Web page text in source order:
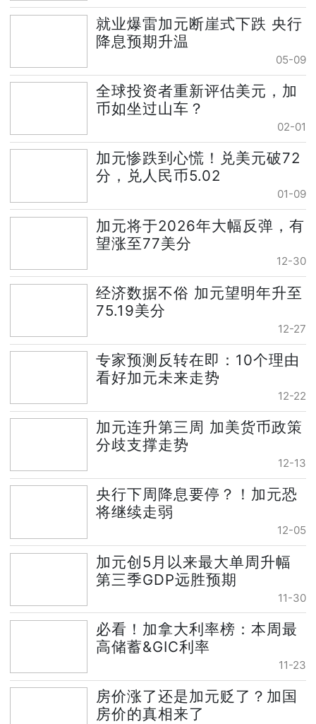
就业爆雷加元断崖式下跌 央行
降息预期升温
05-09
全球投资者重新评估美元，加
币如坐过山车？
02-01
加元惨跌到心慌！兑美元破72
分，兑人民币5.02
01-09
加元将于2026年大幅反弹，有
望涨至77美分
12-30
经济数据不俗 加元望明年升至
75.19美分
12-27
专家预测反转在即：10个理由
看好加元未来走势
12-22
加元连升第三周 加美货币政策
分歧支撑走势
12-13
央行下周降息要停？！加元恐
将继续走弱
12-05
加元创5月以来最大单周升幅
第三季GDP远胜预期
11-30
必看！加拿大利率榜：本周最
高储蓄&GIC利率
11-23
房价涨了还是加元贬了？加国
房价的真相来了